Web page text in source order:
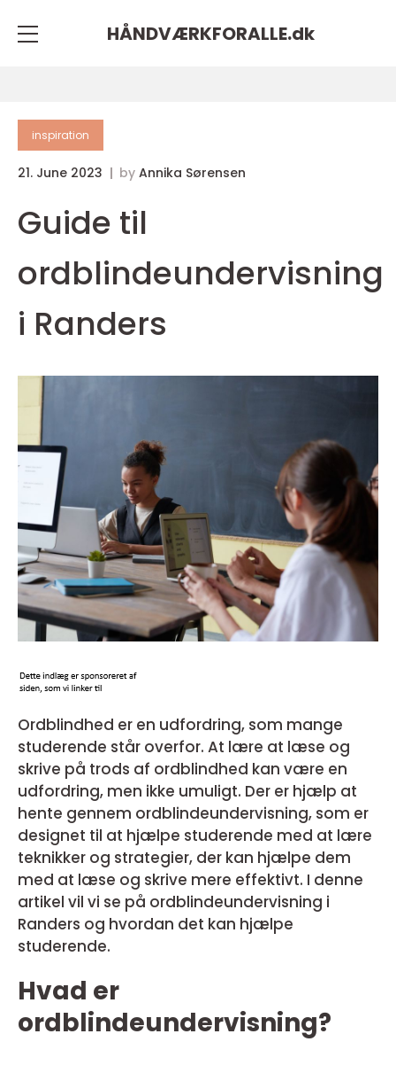
HÅNDVÆRKFORALLE.dk
inspiration
21. June 2023 by Annika Sørensen
Guide til
ordblindeundervisning
i Randers
Ordblindhed er en udfordring, som mange
studerende står overfor. At lære at læse og
skrive på trods af ordblindhed kan være en
udfordring, men ikke umuligt. Der er hjælp at
hente gennem ordblindeundervisning, som er
designet til at hjælpe studerende med at lære
teknikker og strategier, der kan hjælpe dem
med at læse og skrive mere effektivt. I denne
artikel vil vi se på ordblindeundervisning i
Randers og hvordan det kan hjælpe
studerende.
Hvad er
ordblindeundervisning?